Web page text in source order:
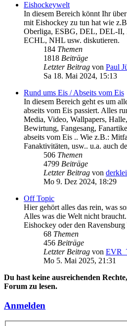
Eishockeywelt
In diesem Bereich könnt Ihr
mit Eishockey zu tun hat wie
Oberliga, ESBG, DEL, DEL-
ECHL, NHL usw. diskutieren.
184 Themen
1818 Beiträge
Letzter Beitrag von Paul
Sa 18. Mai 2024, 15:13
Rund ums Eis / Abseits vom Eis
In diesem Bereich geht es um
abseits vom Eis passiert. Alles
Media, Video, Wallpapers,
Bewirtung, Fangesang,
abseits vom Eis .. Wie z.B.:
Fanaktivitäten, usw.. u.a. auch
506 Themen
4799 Beiträge
Letzter Beitrag von
Mo 9. Dez 2024, 18:29
Off Topic
Hier gehört alles das rein, was
Alles was die Welt nicht
Eishockey oder den
68 Themen
456 Beiträge
Letzter Beitrag von
Mo 5. Mai 2025, 21:31
Du hast keine ausreichenden
Forum zu lesen.
Anmelden